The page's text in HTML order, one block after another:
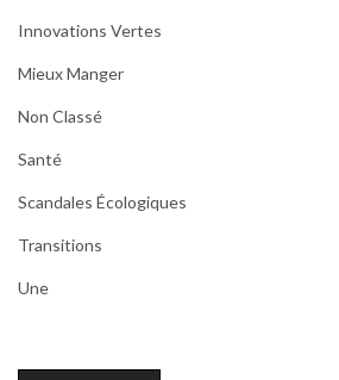
Innovations Vertes
Mieux Manger
Non Classé
Santé
Scandales Écologiques
Transitions
Une